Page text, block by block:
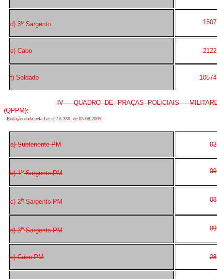
d) 3o Sargento 1507
e) Cabo 2122
f) Soldado 10574
IV - QUADRO DE PRAÇAS POLICIAIS -
(QPPM):
- Redação dada pela Lei nº 15.330, de 05-08-2005
a) Subtenente PM 02
b) 1oSargento PM 09
c) 2oSargento PM 08
d) 3oSargento PM 09
e) Cabo PM 28